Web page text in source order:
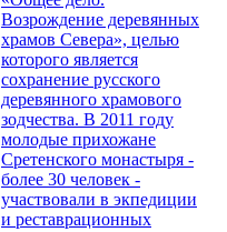
Возрождение деревянных
храмов Севера», целью
которого является
сохранение русского
деревянного храмового
зодчества. В 2011 году
молодые прихожане
Сретенского монастыря -
более 30 человек -
участвовали в экпедиции
и реставрационных